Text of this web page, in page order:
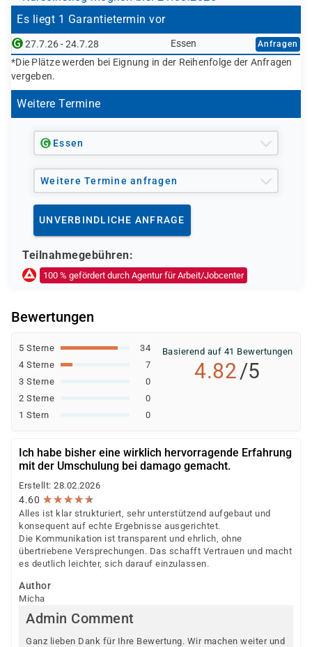
Objektorientiertes Design (OOD),
Objektorientierte Programmierung (OOP)
Interaktive Webanwendungen:
HTML, CSS, PHP, Javascript, XML
Moderne Datenbanksysteme:
Microsoft SQL, Oracle DB
Qualitätsmanagement und Testverfahren
Durchführung praxisorientierter Projekte von der
Planung bis zur Durchführung mit begleitendem
zusätzliche Module:
Microsoft SharePoint Server, Exchange
Mögliche Zertifizierungen:
Europäischer Sozialfond (ESF)
oder anderer Kostenträger ist bei Eignung möglich
Es liegt 1 Garantietermin vor
27.7.26 - 24.7.28 Essen Anfragen
*Die Plätze werden bei Eignung in der Reihenfolge der Anfragen
vergeben.
Weitere Termine
Essen
Weitere Termine anfragen
UNVERBINDLICHE ANFRAGE
Teilnahmegebühren:
100 % gefördert durch Agentur für Arbeit/Jobcenter
Bewertungen
5 Sterne
34
4 Sterne
7
3 Sterne
0
2 Sterne
0
1 Stern
0
Basierend auf 41 Bewertungen
4.82/5
Ich habe bisher eine wirklich hervorragende Erfahrung
mit der Umschulung bei damago gemacht.
Erstellt: 28.02.2026
4.60 ★★★★★
★★★★★
Alles ist klar strukturiert, sehr unterstützend aufgebaut und
konsequent auf echte Ergebnisse ausgerichtet.
Die Kommunikation ist transparent und ehrlich, ohne
übertriebene Versprechungen. Das schafft Vertrauen und macht
es deutlich leichter, sich darauf einzulassen.
Author
Micha
Admin Comment
Ganz lieben Dank für Ihre Bewertung. Wir machen weiter und